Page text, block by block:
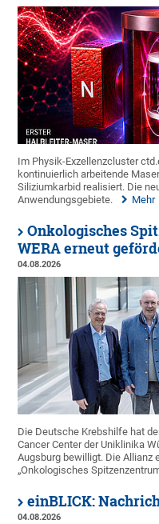
Im Physik-Exzellenzcluster
kontinuierlich arbeitende
Siliziumkarbid realisiert. Die
Anwendungsgebiete.
Mehr
Onkologisches
WERA erneut
04.08.2026
Die Deutsche Krebshilfe hat
Cancer Center der Uniklinika
Augsburg bewilligt. Die Allianz
„Onkologisches
einBLICK:
04.08.2026